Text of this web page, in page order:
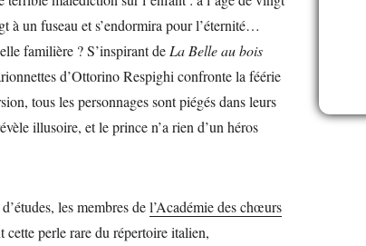
à un fuseau et s’endormira pour l’éternité…
familière ? S’inspirant de La Belle au bois
d’Ottorino Respighi confronte la féérie
tous les personnages sont piégés dans leurs
illusoire, et le prince n’a rien d’un héros
les membres del’Académie des chœurs
cette perle rare du répertoire italien,